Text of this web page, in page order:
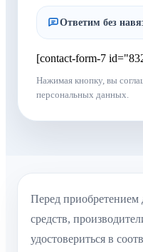
Ответим без
[contact-form-7
Нажимая кнопку, вы
персональных данных.
Перед приобретением
средств,
удостовериться в